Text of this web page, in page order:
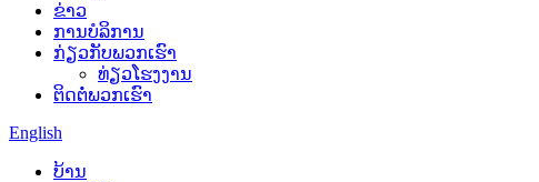
ຂ່າວ
ການບໍລິການ
ກ່ຽວກັບພວກເຮົາ
ທ່ຽວໂຮງງານ
ຕິດຕໍ່ພວກເຮົາ
English
ບ້ານ